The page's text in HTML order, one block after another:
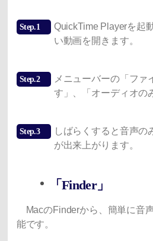
Step.1
QuickTime Playerを起
い動画を開きます。
Step.2
メニューバーの「ファ
す」、「オーディオの
Step.3
しばらくすると音声の
が出来上がります。
「Finder」
MacのFinderから、簡単に音
能です。